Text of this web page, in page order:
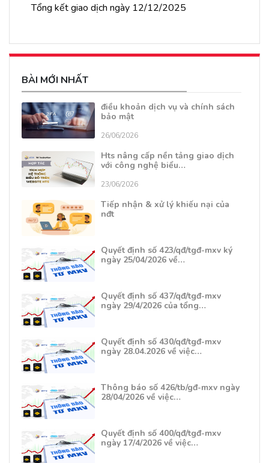
Tổng kết giao dịch ngày 12/12/2025
BÀI MỚI NHẤT
điều khoản dịch vụ và chính sách
bảo mật
26/06/2026
Hts nâng cấp nền tảng giao dịch
với công nghệ biểu…
23/06/2026
Tiếp nhận & xử lý khiếu nại của
nđt
Quyết định số 423/qđ/tgđ-mxv ký
ngày 25/04/2026 về…
Quyết định số 437/qđ/tgđ-mxv
ngày 29/4/2026 của tổng…
Quyết định số 430/qđ/tgđ-mxv
ngày 28.04.2026 về việc…
Thông báo số 426/tb/gđ-mxv ngày
28/04/2026 về việc…
Quyết định số 400/qđ/tgđ-mxv
ngày 17/4/2026 về việc…